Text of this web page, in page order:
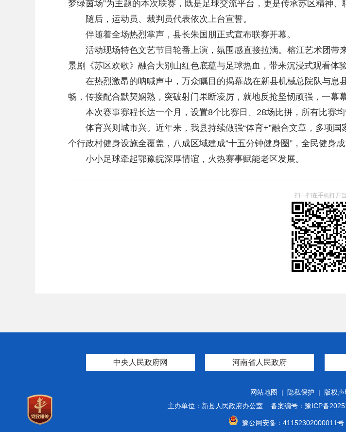
梦绿茵场”为主题的本次联赛，既是足球交流平台，更是传承苏区精神、
随后，运动员、裁判员代表依次上台宣誓。
伴随着全场热烈掌声，县长朱国朋正式宣布联赛开幕。
活动现场特色文艺节目轮番上演，氛围感直接拉满。榕江艺术团带
景剧《苏区欢歌》融合大别山红色底蕴与足球热血，带来沉浸式观看体
在热烈激昂的呐喊声中，万众瞩目的揭幕战在新县机械总院队与息
畅，传接配合默契娴熟，突破射门果断凌厉，就地反抢坚韧顽强，一幕
本次赛事赛程长达一个月，设置8个比赛日、28场比拼，所有比赛均
体育兴则城市兴。近年来，我县持续做强“体育+”融合文章，多项国
个行政村健身设施全覆盖，八成区域建成“十五分钟健身圈”，全民健身成
小小足球牵起鄂豫皖深厚情谊，火热赛事赋能老区发展。
扫一扫在手机打开
中央人民政府网 河南省人民政府
网站地图 | 隐私保护 | 版权声
主办单位：新县人民政府办公室
备案编号：豫ICP备
豫公网安备：41152302000011号